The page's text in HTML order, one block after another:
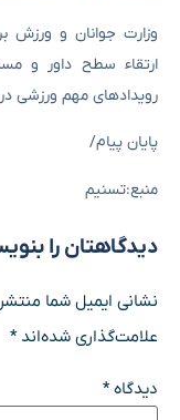
وزارت جوانان و ورزش
ارتقاء سطح داور و
رویدادهای مهم ورزشی
پایان پیام/
منبع:تسنیم
دیدگاهتان را
نشانی ایمیل شما
علامت‌گذاری شده‌اند*
دیدگاه*